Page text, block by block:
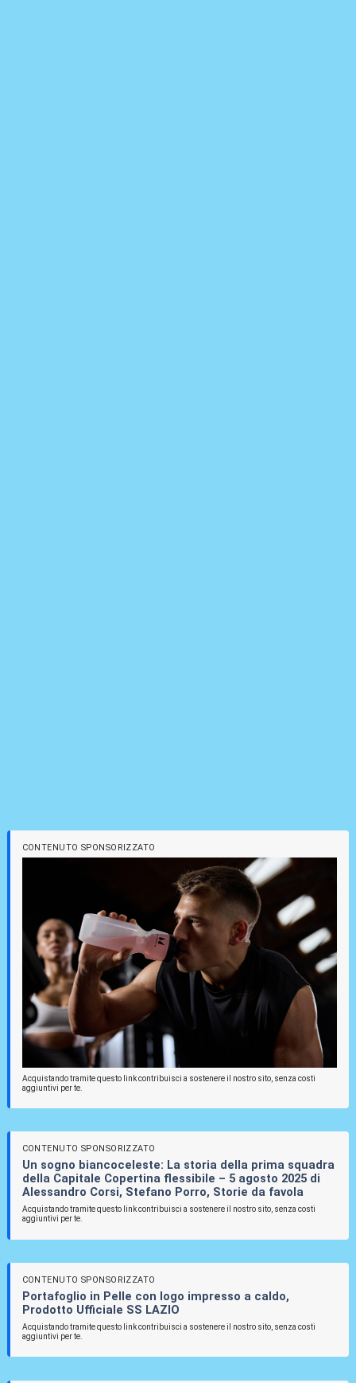
CONTENUTO SPONSORIZZATO
Acquistando tramite questo link contribuisci a sostenere il nostro sito, senza costi
aggiuntivi per te.
CONTENUTO SPONSORIZZATO
Un sogno biancoceleste: La storia della prima squadra
della Capitale Copertina flessibile – 5 agosto 2025 di
Alessandro Corsi, Stefano Porro, Storie da favola
Acquistando tramite questo link contribuisci a sostenere il nostro sito, senza costi
aggiuntivi per te.
CONTENUTO SPONSORIZZATO
Portafoglio in Pelle con logo impresso a caldo,
Prodotto Ufficiale SS LAZIO
Acquistando tramite questo link contribuisci a sostenere il nostro sito, senza costi
aggiuntivi per te.